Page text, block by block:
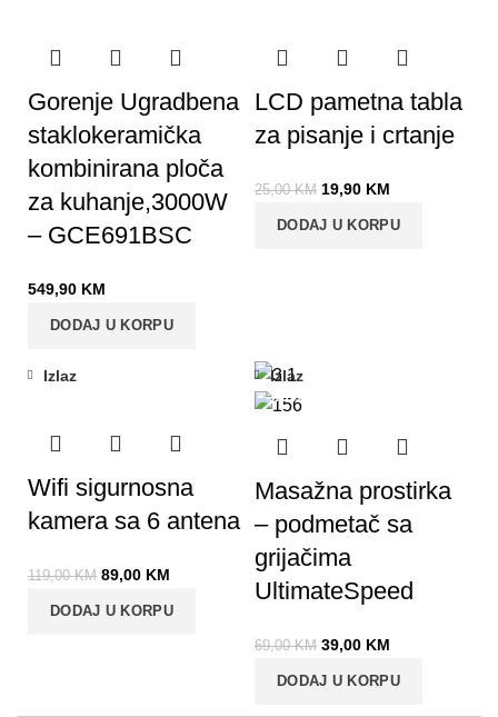
Gorenje Ugradbena
staklokeramička
kombinirana ploča
za kuhanje,3000W
– GCE691BSC
549,90 KM
DODAJ U KORPU
LCD pametna tabla
za pisanje i crtanje
25,00KM 19,90 KM
DODAJ U KORPU
Izlaz
Wifi sigurnosna
kamera sa 6 antena
119,00KM 89,00 KM
DODAJ U KORPU
-43%
Izlaz
Masažna prostirka
– podmetač sa
grijačima
UltimateSpeed
69,00KM 39,00 KM
DODAJ U KORPU